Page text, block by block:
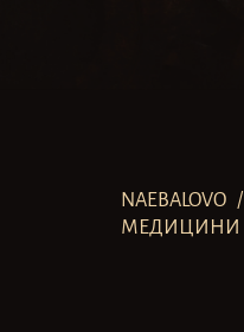
NAEBALOVO /
МЕДИЦИНИ